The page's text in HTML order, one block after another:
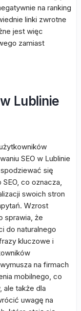
na ranking
linki zwrotne
jest więc
zamiast
Lublinie
SEO w Lublinie
się
co oznacza,
swoich stron
Wzrost
sprawia, że
do naturalnego
kluczowe i
na firmach
mobilnego, co
ale także dla
uwagę na